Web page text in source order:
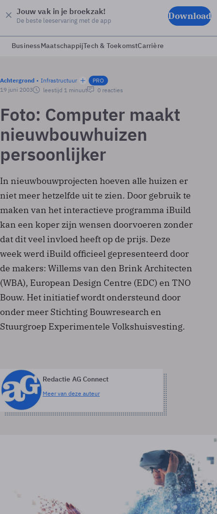
Jouw vak in je broekzak!
De beste leeservaring met de app Download
BusinessMaatschappijTech & ToekomstCarrière
Achtergrond Infrastructuur
PRO
19 juni 2003
leestijd 1 minuut 0 reacties
Foto: Computer maakt
nieuwbouwhuizen
persoonlijker
In nieuwbouwprojecten hoeven alle huizen er
niet meer hetzelfde uit te zien. Door gebruik te
maken van het interactieve programma iBuild
kan een koper zijn wensen doorvoeren zonder
dat dit veel invloed heeft op de prijs. Deze
week werd iBuild officieel gepresenteerd door
de makers: Willems van den Brink Architecten
(WBA), European Design Centre (EDC) en TNO
Bouw. Het initiatief wordt ondersteund door
onder meer Stichting Bouwresearch en
Stuurgroep Experimentele Volkshuisvesting.
Redactie AG Connect
Meer van deze auteur